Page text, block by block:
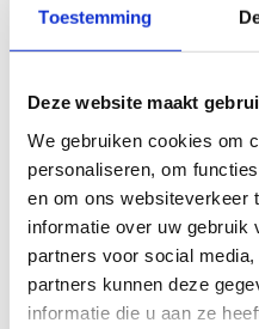
Toestemming
Deze website maakt
We gebruiken cookies om
personaliseren, om
en om ons websiteverkeer
informatie over uw gebruik
partners voor social
partners kunnen deze
informatie die u aan ze
Maar wacht, het
van
het Zuiderbad
Geniet van een
smakelijke hap of
terwijl je terugblikt